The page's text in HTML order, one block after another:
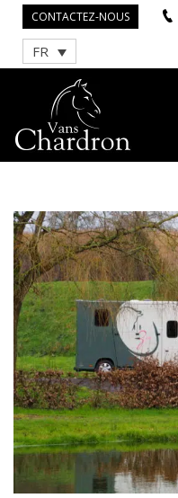
CONTACTEZ-NOUS
FR